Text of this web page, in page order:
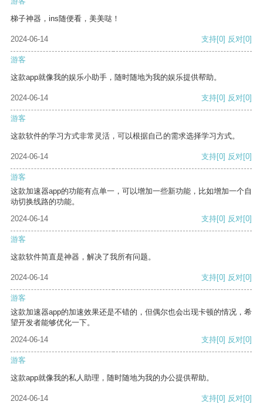
梯子神器，ins随便看，美美哒！
2024-06-14 支持[0] 反对[0]
游客
这款app就像我的娱乐小助手，随时随地为我的娱乐提供帮助。
2024-06-14 支持[0] 反对[0]
游客
这款软件的学习方式非常灵活，可以根据自己的需求选择学习方式。
2024-06-14 支持[0] 反对[0]
游客
这款加速器app的功能有点单一，可以增加一些新功能，比如增加一个自
动切换线路的功能。
2024-06-14
支持[0] 反对[0]
游客
这款软件简直是神器，解决了我所有问题。
2024-06-14 支持[0] 反对[0]
游客
这款加速器app的加速效果还是不错的，但偶尔也会出现卡顿的情况，希
望开发者能够优化一下。
2024-06-14
支持[0] 反对[0]
游客
这款app就像我的私人助理，随时随地为我的办公提供帮助。
2024-06-14 支持[0] 反对[0]